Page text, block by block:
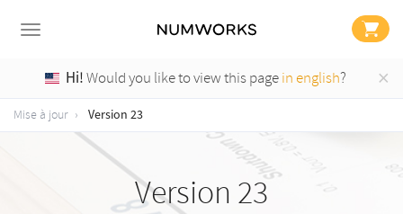
Hi!Would you like to view this pagein english? ×
Mise à jour Version 23
Version 23